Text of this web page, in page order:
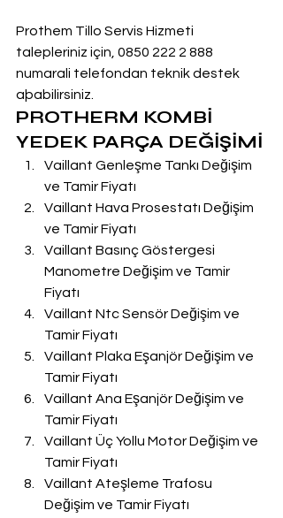
Prothem Tillo Servis Hizmeti
talepleriniz için, 0850 222 2 888
numarali telefondan teknik destek
aþabilirsiniz.
PROTHERM KOMBİ
YEDEK PARÇA DEĞİŞİMİ
Vaillant Genleşme Tankı Değişim
ve Tamir Fiyatı
Vaillant Hava Prosestatı Değişim
ve Tamir Fiyatı
Vaillant Basınç Göstergesi
Manometre Değişim ve Tamir
Fiyatı
Vaillant Ntc Sensör Değişim ve
Tamir Fiyatı
Vaillant Plaka Eşanjör Değişim ve
Tamir Fiyatı
Vaillant Ana Eşanjör Değişim ve
Tamir Fiyatı
Vaillant Üç Yollu Motor Değişim ve
Tamir Fiyatı
Vaillant Ateşleme Trafosu
Değişim ve Tamir Fiyatı